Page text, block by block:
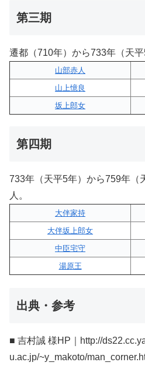
第三期
遷都（710年）から733年（天平
山部赤人
山上憶良
坂上郎女
第四期
733年（天平5年）から759年（
人。
大伴家持
大伴坂上郎女
中臣宅守
湯原王
出典・参考
■ 吉村誠 様HP｜http://
u.ac.jp/~y_makoto/